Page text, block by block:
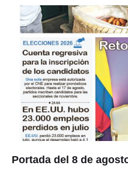
Portada del 8 de